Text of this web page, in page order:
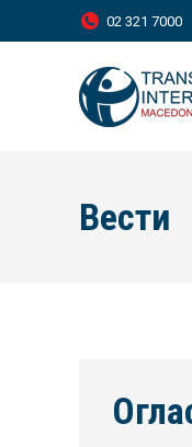
02 321 7000
Вести